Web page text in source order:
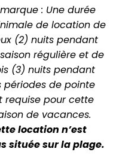
: Une durée
de location de
(2) nuits pendant
régulière et de
(3) nuits pendant
périodes de pointe
requise pour cette
de vacances.
location n’est
située sur la plage.